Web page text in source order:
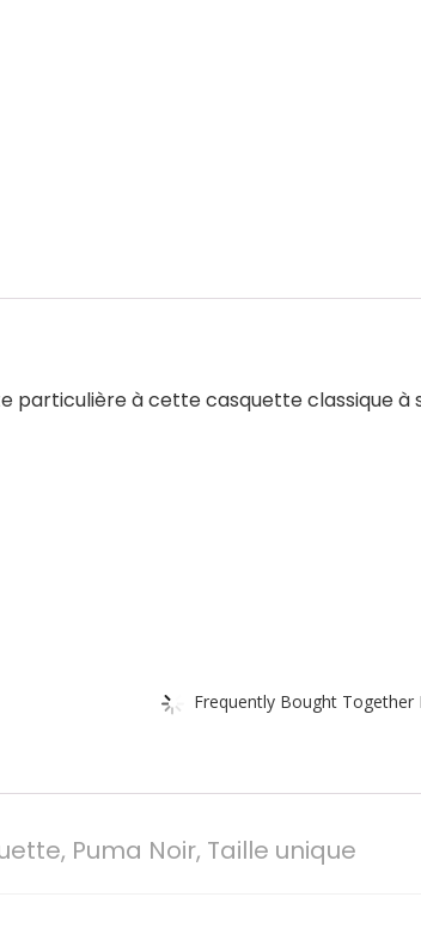
particulière à cette casquette classique
Frequently Bought Together
Puma Noir, Taille unique